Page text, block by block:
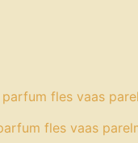
fles vaas€ 27,95.
is:
€